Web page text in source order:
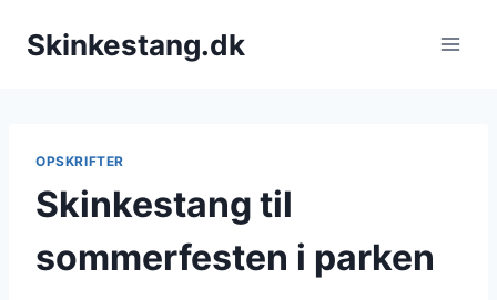
Skinkestang.dk
OPSKRIFTER
Skinkestang til
sommerfesten i parken